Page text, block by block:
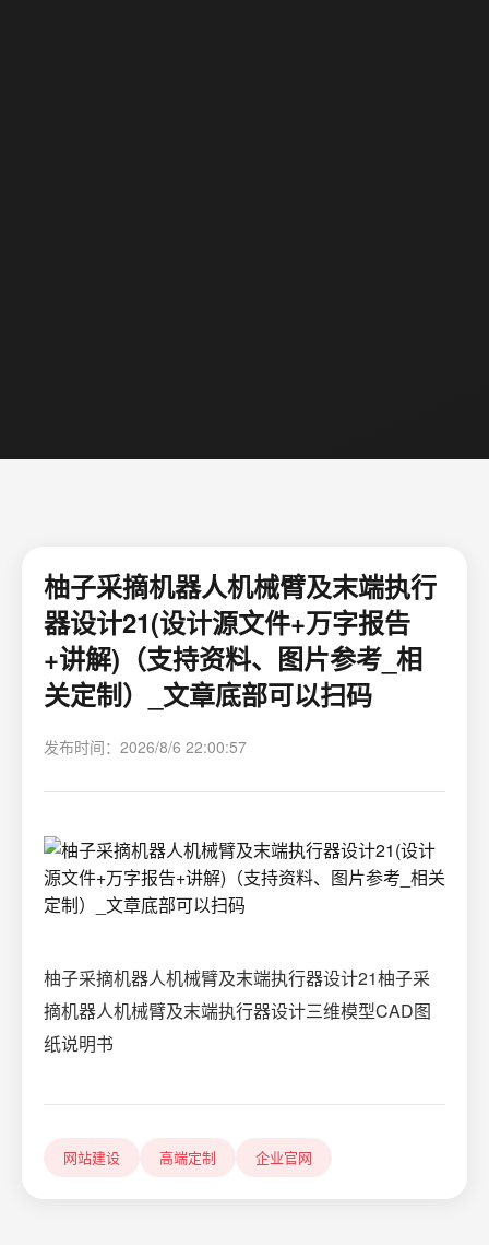
柚子采摘机器人机械臂及末端执行
器设计21(设计源文件+万字报告
+讲解)（支持资料、图片参考_相
关定制）_文章底部可以扫码
发布时间：2026/8/6 22:00:57
柚子采摘机器人机械臂及末端执行器设计21柚子采
摘机器人机械臂及末端执行器设计三维模型CAD图
纸说明书
网站建设 高端定制 企业官网